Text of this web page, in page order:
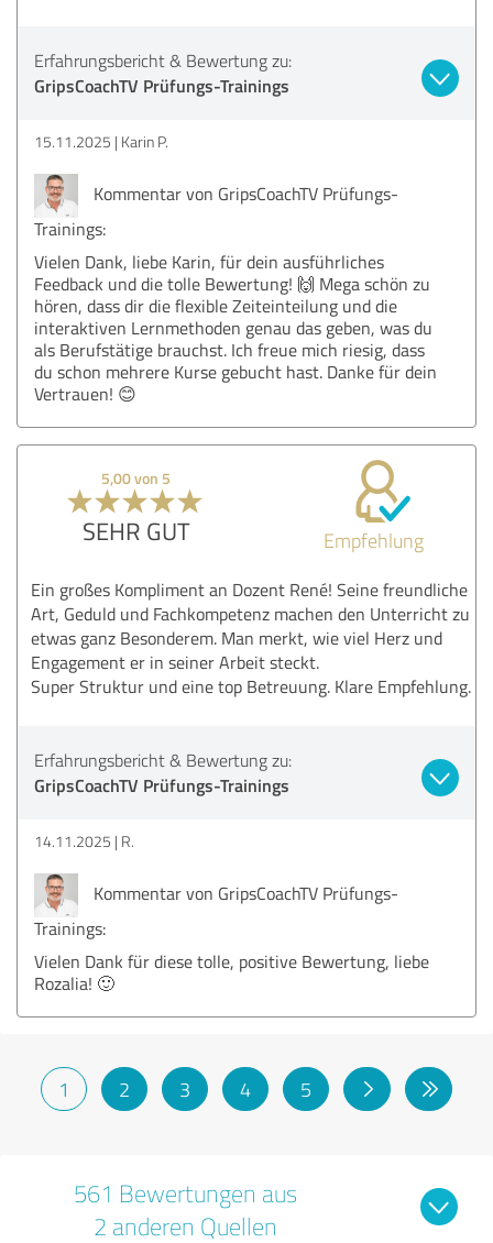
Erfahrungsbericht & Bewertung zu:
GripsCoachTV Prüfungs-Trainings
15.11.2025 Karin P.
Kommentar von GripsCoachTV Prüfungs-
Trainings:
Vielen Dank, liebe Karin, für dein ausführliches
Feedback und die tolle Bewertung! 🙌 Mega schön zu
hören, dass dir die flexible Zeiteinteilung und die
interaktiven Lernmethoden genau das geben, was du
als Berufstätige brauchst. Ich freue mich riesig, dass
du schon mehrere Kurse gebucht hast. Danke für dein
Vertrauen! 😊
5,00 von 5
SEHR GUT Empfehlung
Ein großes Kompliment an Dozent René! Seine freundliche
Art, Geduld und Fachkompetenz machen den Unterricht zu
etwas ganz Besonderem. Man merkt, wie viel Herz und
Engagement er in seiner Arbeit steckt.
Super Struktur und eine top Betreuung. Klare Empfehlung.
Erfahrungsbericht & Bewertung zu:
GripsCoachTV Prüfungs-Trainings
14.11.2025 R.
Kommentar von GripsCoachTV Prüfungs-
Trainings:
Vielen Dank für diese tolle, positive Bewertung, liebe
Rozalia! 🙂
1 2 3 4 5
561 Bewertungen aus
2 anderen Quellen